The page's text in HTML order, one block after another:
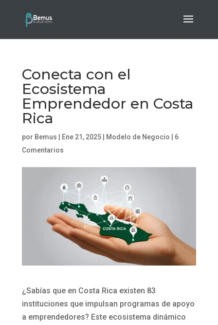
Conecta con el
Ecosistema
Emprendedor en Costa
Rica
por Bemus Ene 21, 2025| Modelo de Negocio
6
Comentarios
¿Sabías que en Costa Rica existen 83
instituciones que impulsan programas de apoyo
a emprendedores? Este ecosistema dinámico